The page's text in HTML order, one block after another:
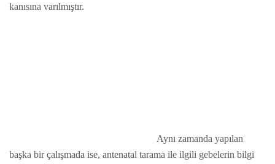
kanısına varılmıştır.
Aynı zamanda yapılan
başka bir çalışmada ise, antenatal tarama ile ilgili gebelerin bilgi